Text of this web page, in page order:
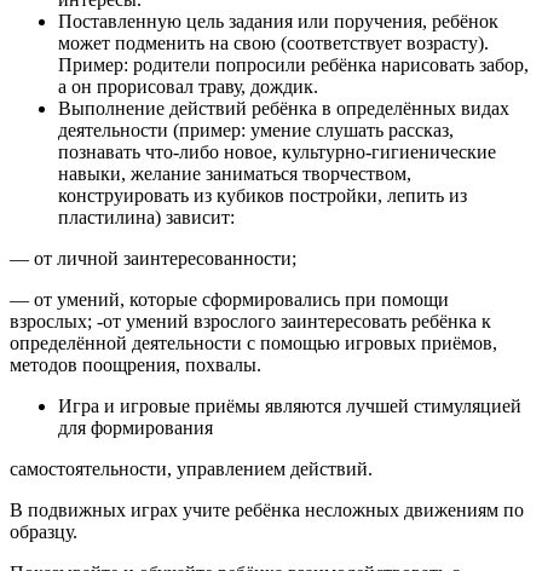
Поставленную цель задания или поручения, ребёнок
может подменить на свою (соответствует возрасту).
Пример: родители попросили ребёнка нарисовать забор,
а он прорисовал траву, дождик.
Выполнение действий ребёнка в определённых видах
деятельности (пример: умение слушать рассказ,
познавать что-либо новое, культурно-гигиенические
навыки, желание заниматься творчеством,
конструировать из кубиков постройки, лепить из
пластилина) зависит:
— от личной заинтересованности;
— от умений, которые сформировались при помощи
взрослых; -от умений взрослого заинтересовать ребёнка к
определённой деятельности с помощью игровых приёмов,
методов поощрения, похвалы.
Игра и игровые приёмы являются лучшей стимуляцией
для формирования
самостоятельности, управлением действий.
В подвижных играх учите ребёнка несложных движениям по
образцу.